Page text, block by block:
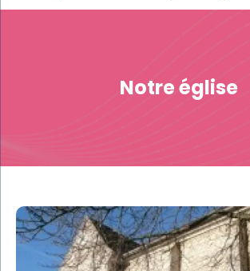
Notre église